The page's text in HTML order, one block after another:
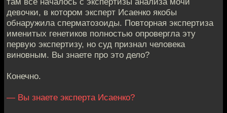
девочки, в котором эксперт Исаенко якобы
обнаружила сперматозоиды. Повторная экспертиза
именитых генетиков полностью опровергла эту
первую экспертизу, но суд признал человека
виновным. Вы знаете про это дело?
Конечно.
— Вы знаете эксперта Исаенко?